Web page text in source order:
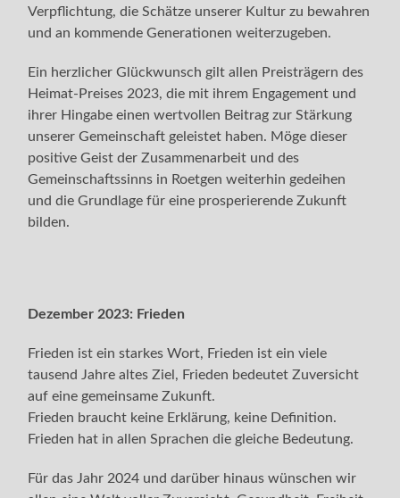
Verpflichtung, die Schätze unserer Kultur zu bewahren
und an kommende Generationen weiterzugeben.
Ein herzlicher Glückwunsch gilt allen Preisträgern des
Heimat-Preises 2023, die mit ihrem Engagement und
ihrer Hingabe einen wertvollen Beitrag zur Stärkung
unserer Gemeinschaft geleistet haben. Möge dieser
positive Geist der Zusammenarbeit und des
Gemeinschaftssinns in Roetgen weiterhin gedeihen
und die Grundlage für eine prosperierende Zukunft
bilden.
Dezember 2023: Frieden
Frieden ist ein starkes Wort, Frieden ist ein viele
tausend Jahre altes Ziel, Frieden bedeutet Zuversicht
auf eine gemeinsame Zukunft.
Frieden braucht keine Erklärung, keine Definition.
Frieden hat in allen Sprachen die gleiche Bedeutung.
Für das Jahr 2024 und darüber hinaus wünschen wir